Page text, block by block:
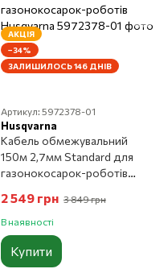
АКЦІЯ
−34%
ЗАЛИШИЛОСЬ 146 ДНІВ
Артикул: 5972378-01
Husqvarna
Кабель обмежувальний
150м 2,7мм Standard для
газонокосарок-роботів
2 549 грн 3 849 грн
В наявності
Купити